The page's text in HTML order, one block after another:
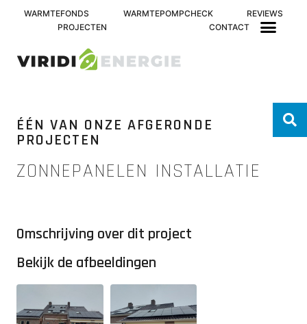
WARMTEFONDS WARMTEPOMPCHECK
REVIEWS
PROJECTEN
CONTACT
ÉÉN VAN ONZE AFGERONDE
PROJECTEN
ZONNEPANELEN INSTALLATIE
Omschrijving over dit project
Bekijk de afbeeldingen